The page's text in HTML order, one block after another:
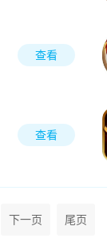
查看
查看
下一页 尾页